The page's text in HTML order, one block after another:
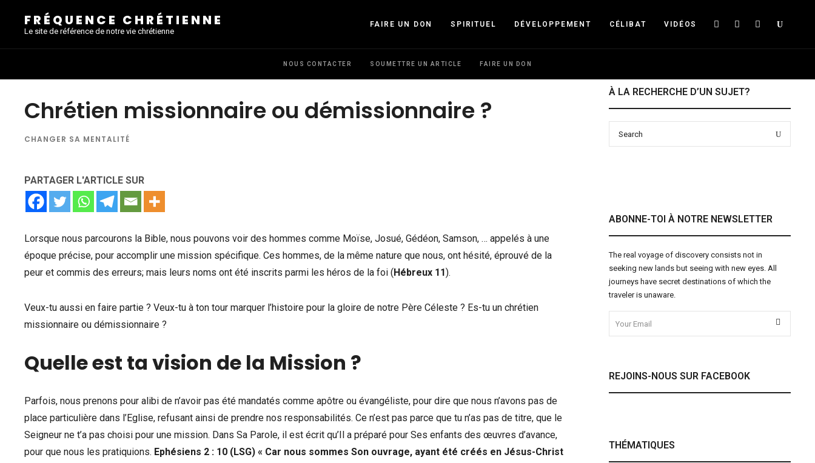
FRÉQUENCE CHRÉTIENNE
Le site de référence de notre vie chrétienne
FAIRE UN DON SPIRITUEL DÉVELOPPEMENT CÉLIBAT VIDÉOS
NOUS CONTACTER SOUMETTRE UN ARTICLE FAIRE UN DON
Chrétien missionnaire ou démissionnaire ?
CHANGER SA MENTALITÉ
PARTAGER L'ARTICLE SUR
Lorsque nous parcourons la Bible, nous pouvons voir des hommes comme Moïse, Josué, Gédéon, Samson, … appelés à une
époque précise, pour accomplir une mission spécifique. Ces hommes, de la même nature que nous, ont hésité, éprouvé de la
peur et commis des erreurs; mais leurs noms ont été inscrits parmi les héros de la foi (Hébreux 11).
Veux-tu aussi en faire partie ? Veux-tu à ton tour marquer l’histoire pour la gloire de notre Père Céleste ? Es-tu un chrétien
missionnaire ou démissionnaire ?
Quelle est ta vision de la Mission ?
Parfois, nous prenons pour alibi de n’avoir pas été mandatés comme apôtre ou évangéliste, pour dire que nous n’avons pas de
place particulière dans l’Eglise, refusant ainsi de prendre nos responsabilités. Ce n’est pas parce que tu n’as pas de titre, que le
Seigneur ne t’a pas choisi pour une mission. Dans Sa Parole, il est écrit qu’Il a préparé pour Ses enfants des œuvres d’avance,
pour que nous les pratiquions. Ephésiens 2 : 10 (LSG) « Car nous sommes Son ouvrage, ayant été créés en Jésus-Christ
À LA RECHERCHE D’UN SUJET?
Search
ABONNE-TOI À NOTRE NEWSLETTER
The real voyage of discovery consists not in
seeking new lands but seeing with new eyes. All
journeys have secret destinations of which the
traveler is unaware.
REJOINS-NOUS SUR FACEBOOK
THÉMATIQUES